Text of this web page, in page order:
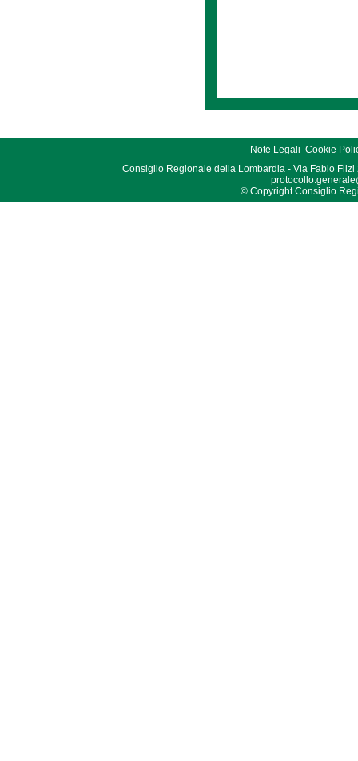
Note Legali Cookie
Consiglio Regionale della Lombardia - Via Fabio Filzi
© Copyright Consiglio